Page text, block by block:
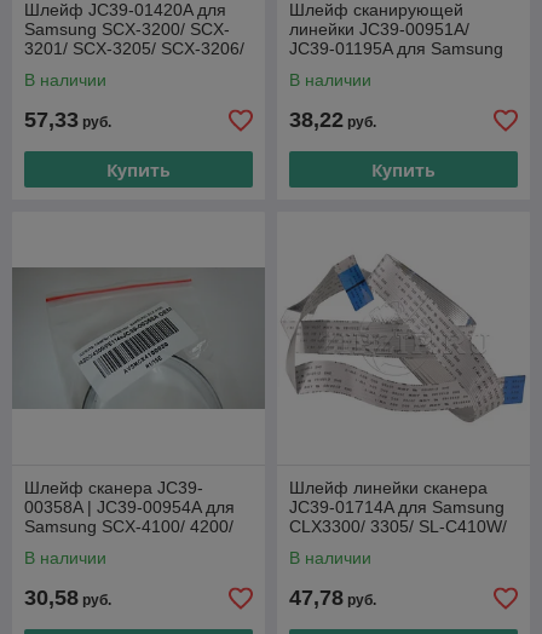
Шлейф JC39-01420A для
Samsung SCX-3200/ SCX-
3201/ SCX-3205/ SCX-3206/
В наличии
57,33 руб.
Купить
Шлейф сканирующей
линейки JC39-00951A/
JC39-01195A для Samsung
В наличии
38,22 руб.
Купить
Шлейф сканера JC39-
00358A | JC39-00954A для
Samsung SCX-4100/ 4200/
WorkCenter 3119,
В наличии
30,58 руб.
Шлейф линейки сканера
JC39-01714A для Samsung
CLX3300/ 3305/ SL-C410W/
В наличии
47,78 руб.